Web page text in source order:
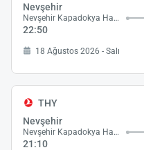
Nevşehir
Nevşehir Kapadokya Havalimanı
22:50
18 Ağustos 2026 - Salı
THY
Nevşehir
Nevşehir Kapadokya Havalimanı
21:10